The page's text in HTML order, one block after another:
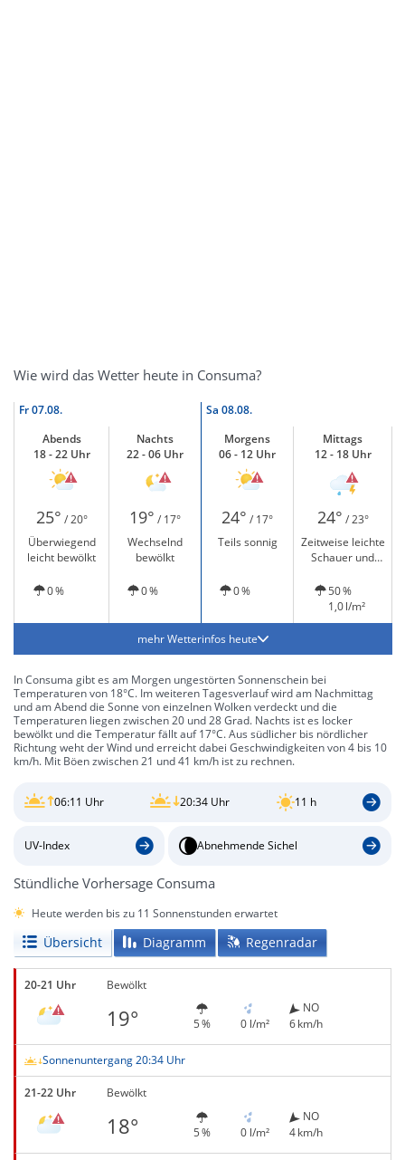
Wie wird das Wetter heute in Consuma?
Fr07.08. Sa 08.08.
Abends
18 - 22 Uhr
Nachts
22 - 06 Uhr
Morgens
06 - 12 Uhr
Mittags
12 - 18 Uhr
25° / 20° 19° / 17° 24° / 17° 24° / 23°
Überwiegend
leicht bewölkt
Wechselnd
bewölkt
Teils sonnig
Zeitweise leichte
Schauer und
0 %
0 % 0 %
50 %
1,0 l/m²
mehr Wetterinfos heute
In Consuma gibt es am Morgen ungestörten Sonnenschein bei
Temperaturen von 18°C. Im weiteren Tagesverlauf wird am Nachmittag
und am Abend die Sonne von einzelnen Wolken verdeckt und die
Temperaturen liegen zwischen 20 und 28 Grad. Nachts ist es locker
bewölkt und die Temperatur fällt auf 17°C. Aus südlicher bis nördlicher
Richtung weht der Wind und erreicht dabei Geschwindigkeiten von 4 bis 10
km/h. Mit Böen zwischen 21 und 41 km/h ist zu rechnen.
06:11 Uhr 20:34 Uhr 11 h
UV-Index Abnehmende Sichel
Stündliche Vorhersage Consuma
Heute werden bis zu 11 Sonnenstunden erwartet
Übersicht Diagramm Regenradar
20-21 Uhr Bewölkt
19° 5 % 0 l/m²
NO
6 km/h
Sonnenuntergang 20:34 Uhr
21-22 Uhr Bewölkt
18° 5 % 0 l/m²
NO
4 km/h